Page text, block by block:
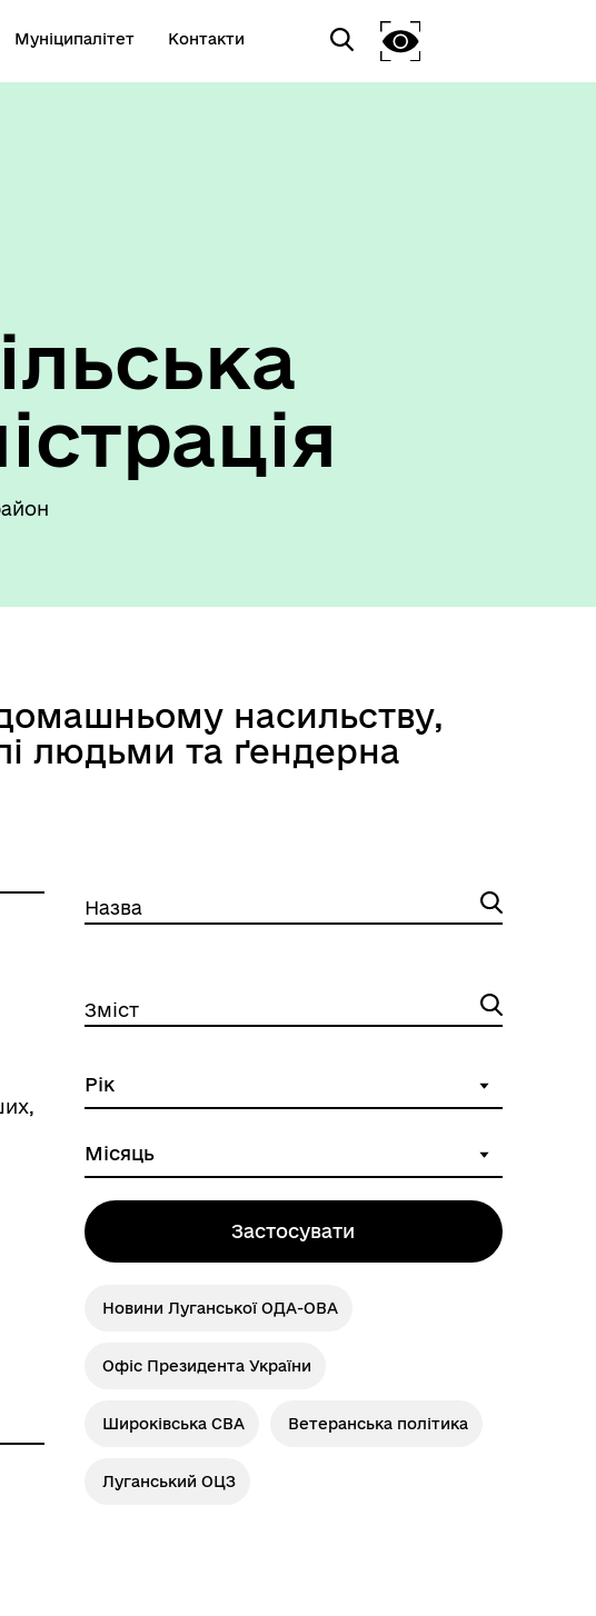
Муніципалітет Контакти
насильству,
людьми та ґендерна
Назва
Зміст
Застосувати
Новини Луганської ОДА-ОВА
Офіс Президента України
Широківська СВА Ветеранська політика
Луганський ОЦЗ